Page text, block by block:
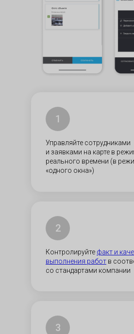
Управляйте сотрудниками
и заявками на карте в
реального времени (в
«одного окна»)
Контролируйте факт и
выполнения работ в
со стандартами компании
1
2
3